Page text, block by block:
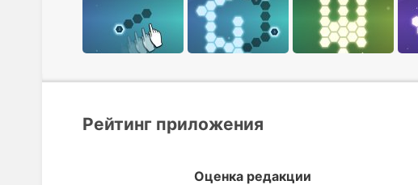
Рейтинг приложения
Оценка редакции